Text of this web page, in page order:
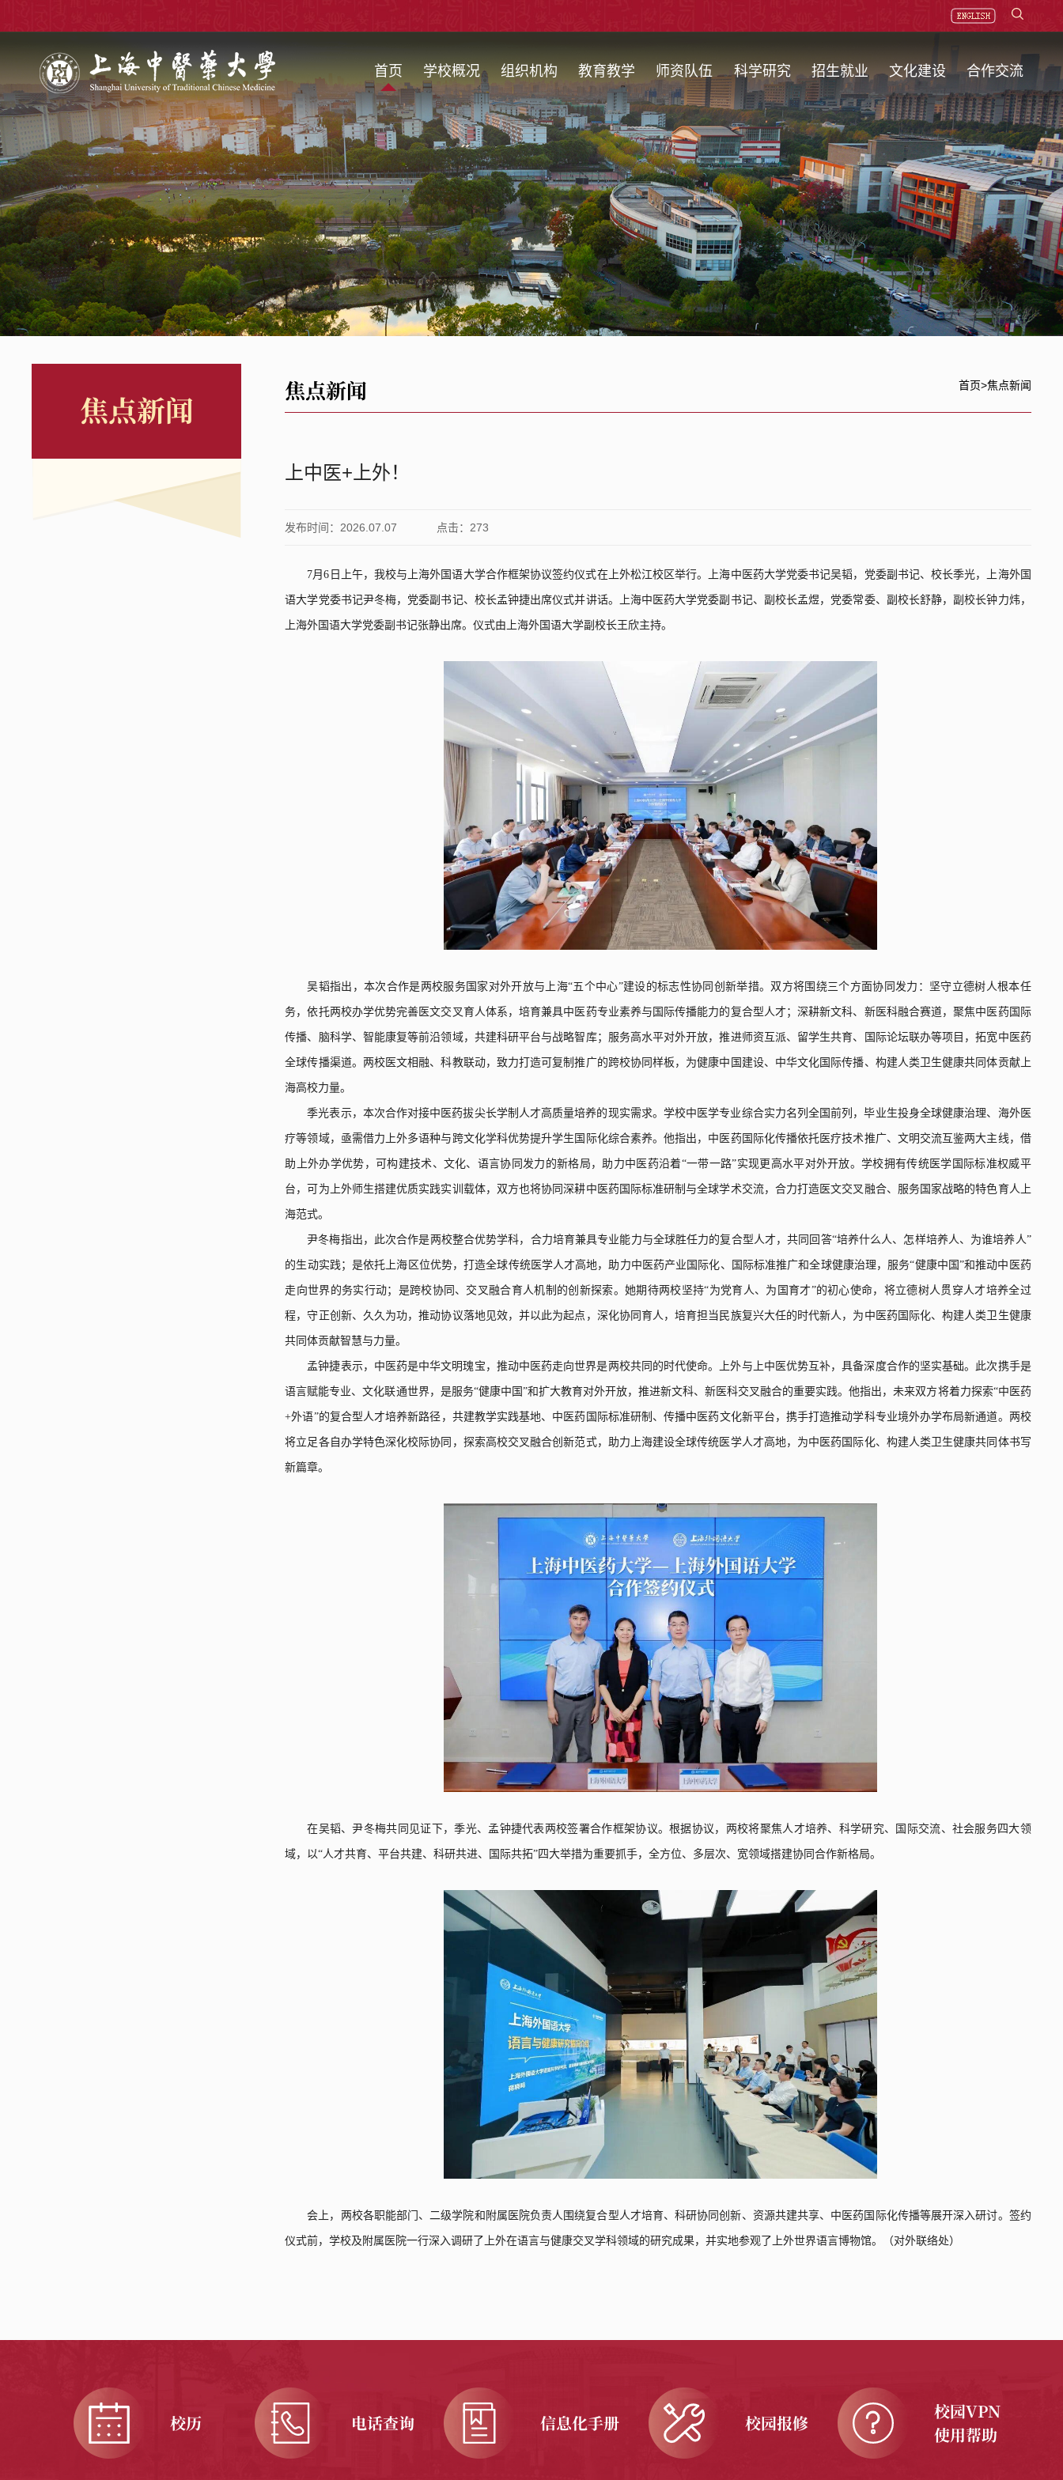
首页 学校概况 组织机构 教育教学 师资队伍 科学研究 招生就业 文化建设 合作交流
焦点新闻 焦点新闻 首页>焦点新闻
上中医+上外！
发布时间：2026.07.07 点击： 273
7月6 日上午，我校与上海外国语大学合作框架协议签约仪式在上外松江校区举行。上海中医药大学党委书记吴韬，党委副书记、校长季光，上海外国
语大学党委书记尹冬梅，党委副书记、校长孟钟捷出席仪式并讲话。上海中医药大学党委副书记、副校长孟煜，党委常委、副校长舒静，副校长钟力炜，
上海外国语大学党委副书记张静出席。仪式由上海外国语大学副校长王欣主持。
吴韬指出，本次合作是两校服务国家对外开放与上海“五个中心”建设的标志性协同创新举措。双方将围绕三个方面协同发力：坚守立德树人根本任
务，依托两校办学优势完善医文交叉育人体系，培育兼具中医药专业素养与国际传播能力的复合型人才；深耕新文科、新医科融合赛道，聚焦中医药国际
传播、脑科学、智能康复等前沿领域，共建科研平台与战略智库；服务高水平对外开放，推进师资互派、留学生共育、国际论坛联办等项目，拓宽中医药
全球传播渠道。两校医文相融、科教联动，致力打造可复制推广的跨校协同样板，为健康中国建设、中华文化国际传播、构建人类卫生健康共同体贡献上
海高校力量。
季光表示，本次合作对接中医药拔尖长学制人才高质量培养的现实需求。学校中医学专业综合实力名列全国前列，毕业生投身全球健康治理、海外医
疗等领域，亟需借力上外多语种与跨文化学科优势提升学生国际化综合素养。他指出，中医药国际化传播依托医疗技术推广、文明交流互鉴两大主线，借
助上外办学优势，可构建技术、文化、语言协同发力的新格局，助力中医药沿着“一带一路”实现更高水平对外开放。学校拥有传统医学国际标准权威平
台，可为上外师生搭建优质实践实训载体，双方也将协同深耕中医药国际标准研制与全球学术交流，合力打造医文交叉融合、服务国家战略的特色育人上
海范式。
尹冬梅指出，此次合作是两校整合优势学科，合力培育兼具专业能力与全球胜任力的复合型人才，共同回答“培养什么人、怎样培养人、为谁培养人”
的生动实践；是依托上海区位优势，打造全球传统医学人才高地，助力中医药产业国际化、国际标准推广和全球健康治理，服务“健康中国”和推动中医药
走向世界的务实行动；是跨校协同、交叉融合育人机制的创新探索。她期待两校坚持“为党育人、为国育才”的初心使命，将立德树人贯穿人才培养全过
程，守正创新、久久为功，推动协议落地见效，并以此为起点，深化协同育人，培育担当民族复兴大任的时代新人，为中医药国际化、构建人类卫生健康
共同体贡献智慧与力量。
孟钟捷表示，中医药是中华文明瑰宝，推动中医药走向世界是两校共同的时代使命。上外与上中医优势互补，具备深度合作的坚实基础。此次携手是
语言赋能专业、文化联通世界，是服务“健康中国”和扩大教育对外开放，推进新文科、新医科交叉融合的重要实践。他指出，未来双方将着力探索“中医药
+外语”的复合型人才培养新路径，共建教学实践基地、中医药国际标准研制、传播中医药文化新平台，携手打造推动学科专业境外办学布局新通道。两校
将立足各自办学特色深化校际协同，探索高校交叉融合创新范式，助力上海建设全球传统医学人才高地，为中医药国际化、构建人类卫生健康共同体书写
新篇章。
在吴韬、尹冬梅共同见证下，季光、孟钟捷代表两校签署合作框架协议。根据协议，两校将聚焦人才培养、科学研究、国际交流、社会服务四大领
域，以“人才共育、平台共建、科研共进、国际共拓”四大举措为重要抓手，全方位、多层次、宽领域搭建协同合作新格局。
会上，两校各职能部门、二级学院和附属医院负责人围绕复合型人才培育、科研协同创新、资源共建共享、中医药国际化传播等展开深入研讨。签约
仪式前，学校及附属医院一行深入调研了上外在语言与健康交叉学科领域的研究成果，并实地参观了上外世界语言博物馆。 （对外联络处）
校历 电话查询 信息化手册 校园报修
校园VPN
使用帮助